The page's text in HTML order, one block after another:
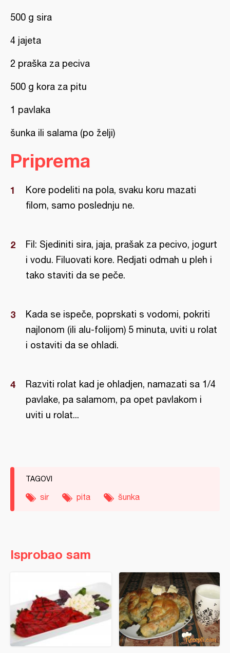
500 g sira
4 jajeta
2 praška za peciva
500 g kora za pitu
1 pavlaka
šunka ili salama (po želji)
Priprema
Kore podeliti na pola, svaku koru mazati
filom, samo poslednju ne.
Fil: Sjediniti sira, jaja, prašak za pecivo, jogurt
i vodu. Filuovati kore. Redjati odmah u pleh i
tako staviti da se peče.
Kada se ispeče, poprskati s vodomi, pokriti
najlonom (ili alu-folijom) 5 minuta, uviti u rolat
i ostaviti da se ohladi.
Razviti rolat kad je ohladjen, namazati sa 1/4
pavlake, pa salamom, pa opet pavlakom i
uviti u rolat...
TAGOVI
sir pita šunka
Isprobao sam